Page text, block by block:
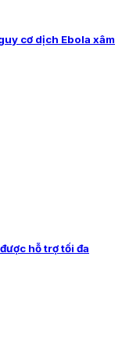
cơ dịch Ebola xâm
hỗ trợ tối đa